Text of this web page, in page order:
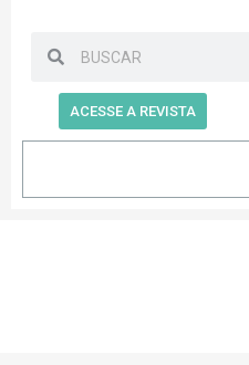
ACESSE A REVISTA